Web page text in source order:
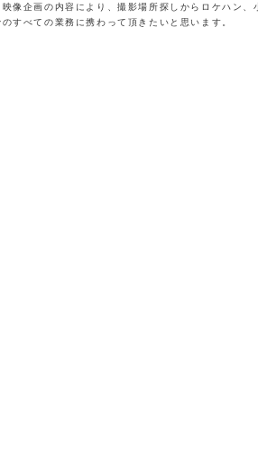
像企画の内容により、撮影場所探しからロケハン、
すべての業務に携わって頂きたいと思います。